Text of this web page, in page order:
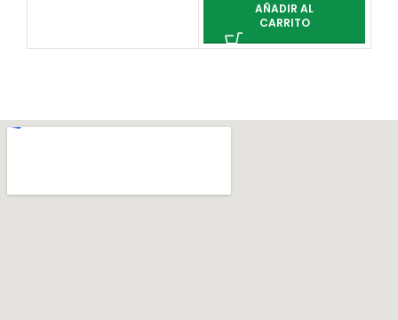
AÑADIR AL
CARRITO